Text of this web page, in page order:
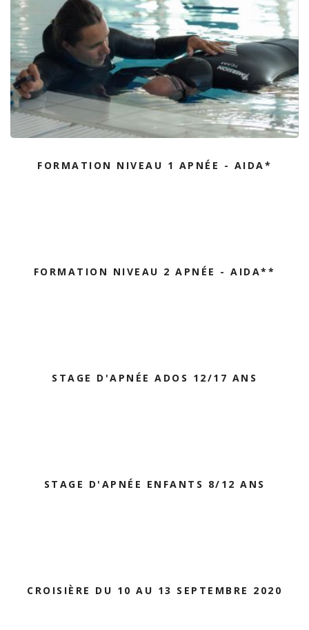
FORMATION NIVEAU 1 APNÉE - AIDA*
FORMATION NIVEAU 2 APNÉE - AIDA**
STAGE D'APNÉE ADOS 12/17 ANS
STAGE D'APNÉE ENFANTS 8/12 ANS
CROISIÈRE DU 10 AU 13 SEPTEMBRE 2020